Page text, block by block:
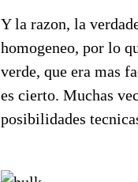
Y la razon, la
homogeneo, por lo
verde, que era mas
es cierto. Muchas
posibilidades